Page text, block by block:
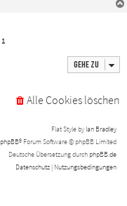
1
Gehe zu
Alle Cookies löschen
Flat Style by Ian Bradley
phpBB® Forum Software © phpBB Limited
Deutsche Übersetzung durch phpBB.de
Datenschutz | Nutzungsbedingungen